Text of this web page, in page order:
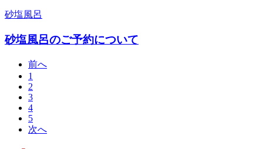
砂塩風呂
砂塩風呂のご予約について
前へ
1
2
3
4
5
次へ